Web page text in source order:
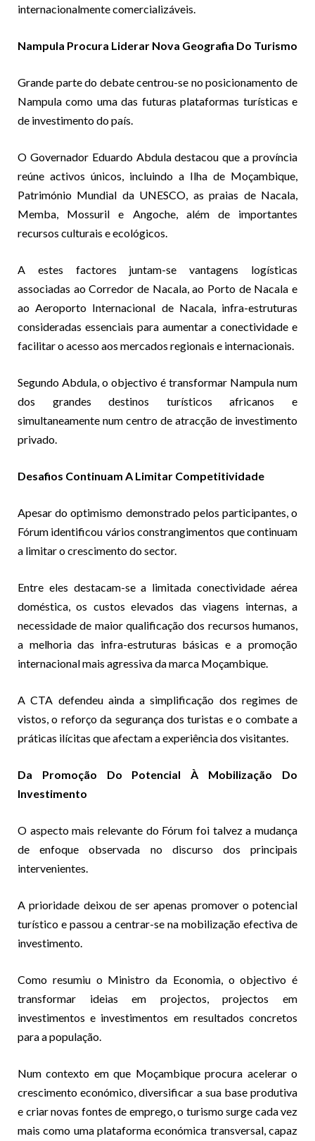
internacionalmente comercializáveis.
Nampula Procura Liderar Nova Geografia Do Turismo
Grande parte do debate centrou-se no posicionamento de
Nampula como uma das futuras plataformas turísticas e
de investimento do país.
O Governador Eduardo Abdula destacou que a província
reúne activos únicos, incluindo a Ilha de Moçambique,
Património Mundial da UNESCO, as praias de Nacala,
Memba, Mossuril e Angoche, além de importantes
recursos culturais e ecológicos.
A estes factores juntam-se vantagens logísticas
associadas ao Corredor de Nacala, ao Porto de Nacala e
ao Aeroporto Internacional de Nacala, infra-estruturas
consideradas essenciais para aumentar a conectividade e
facilitar o acesso aos mercados regionais e internacionais.
Segundo Abdula, o objectivo é transformar Nampula num
dos grandes destinos turísticos africanos e
simultaneamente num centro de atracção de investimento
privado.
Desafios Continuam A Limitar Competitividade
Apesar do optimismo demonstrado pelos participantes, o
Fórum identificou vários constrangimentos que continuam
a limitar o crescimento do sector.
Entre eles destacam-se a limitada conectividade aérea
doméstica, os custos elevados das viagens internas, a
necessidade de maior qualificação dos recursos humanos,
a melhoria das infra-estruturas básicas e a promoção
internacional mais agressiva da marca Moçambique.
A CTA defendeu ainda a simplificação dos regimes de
vistos, o reforço da segurança dos turistas e o combate a
práticas ilícitas que afectam a experiência dos visitantes.
Da Promoção Do Potencial À Mobilização Do
Investimento
O aspecto mais relevante do Fórum foi talvez a mudança
de enfoque observada no discurso dos principais
intervenientes.
A prioridade deixou de ser apenas promover o potencial
turístico e passou a centrar-se na mobilização efectiva de
investimento.
Como resumiu o Ministro da Economia, o objectivo é
transformar ideias em projectos, projectos em
investimentos e investimentos em resultados concretos
para a população.
Num contexto em que Moçambique procura acelerar o
crescimento económico, diversificar a sua base produtiva
e criar novas fontes de emprego, o turismo surge cada vez
mais como uma plataforma económica transversal, capaz